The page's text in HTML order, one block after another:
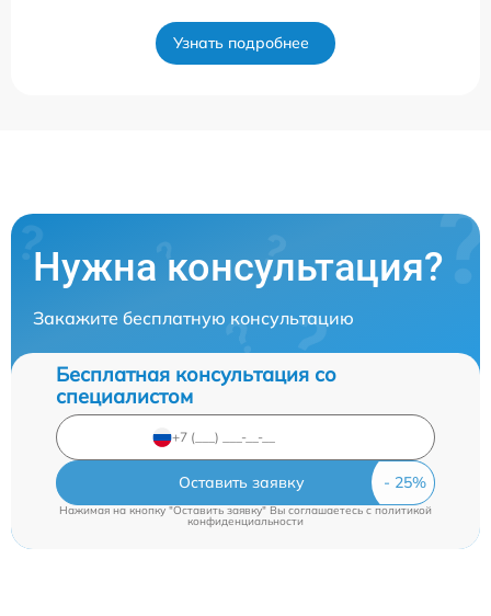
Узнать подробнее
Нужна консультация?
Закажите бесплатную консультацию
Бесплатная консультация со
специалистом
Оставить заявку
Нажимая на кнопку "Оставить заявку" Вы соглашаетесь cполитикой
конфиденциальности